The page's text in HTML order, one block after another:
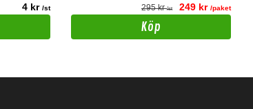
4 kr /st 295 kr/st 249 kr /paket
Köp